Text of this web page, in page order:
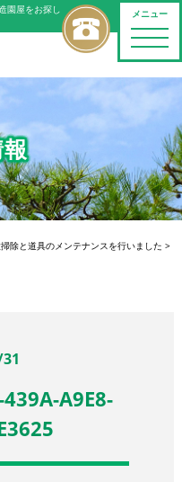
メニュー
toggle
園屋をお探し
除と道具のメンテナンスを行いました >
A9E8-